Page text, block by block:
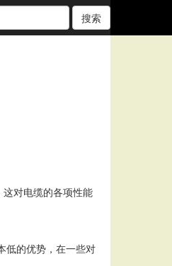
搜索
对电缆的各项性能
低的优势，在一些对